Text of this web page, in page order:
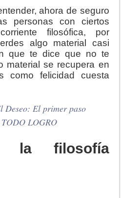
ahora de seguro
personas con ciertos
filosófica, por
algo material casi
que te dice que no te
material se recupera en
como felicidad cuesta
Deseo: El primer paso
LOGRO
la filosofía